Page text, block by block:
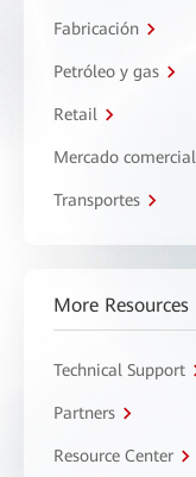
Fabricación
Petróleo y gas
Retail
Mercado comercial
Transportes
More Resources
Technical Support
Partners
Resource Center